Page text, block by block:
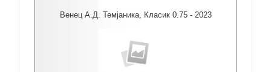
Венец А.Д. Темјаника, Класик 0.75 - 2023